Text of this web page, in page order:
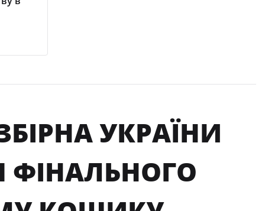
УКРАЇНИ
ФІНАЛЬНОГО